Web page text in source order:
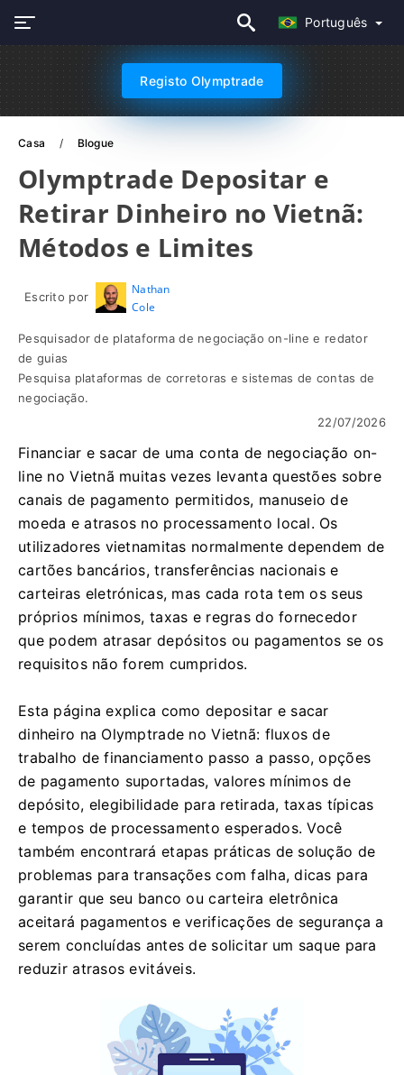
Português
Registo Olymptrade
Casa Blogue
Olymptrade Depositar e
Retirar Dinheiro no Vietnã:
Métodos e Limites
Escrito por
Nathan
Cole
Pesquisador de plataforma de negociação on-line e redator
de guias
Pesquisa plataformas de corretoras e sistemas de contas de
negociação.
22/07/2026
Financiar e sacar de uma conta de negociação on-
line no Vietnã muitas vezes levanta questões sobre
canais de pagamento permitidos, manuseio de
moeda e atrasos no processamento local. Os
utilizadores vietnamitas normalmente dependem de
cartões bancários, transferências nacionais e
carteiras eletrónicas, mas cada rota tem os seus
próprios mínimos, taxas e regras do fornecedor
que podem atrasar depósitos ou pagamentos se os
requisitos não forem cumpridos.
Esta página explica como depositar e sacar
dinheiro na Olymptrade no Vietnã: fluxos de
trabalho de financiamento passo a passo, opções
de pagamento suportadas, valores mínimos de
depósito, elegibilidade para retirada, taxas típicas
e tempos de processamento esperados. Você
também encontrará etapas práticas de solução de
problemas para transações com falha, dicas para
garantir que seu banco ou carteira eletrônica
aceitará pagamentos e verificações de segurança a
serem concluídas antes de solicitar um saque para
reduzir atrasos evitáveis.